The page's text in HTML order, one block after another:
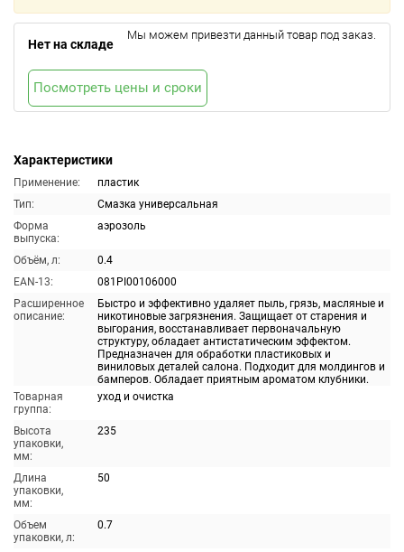
Характеристики
Применение:
пластик
Тип:
Смазка универсальная
Форма
выпуска:
аэрозоль
Объём, л:
0.4
EAN-13:
081PI00106000
Расширенное
описание:
Быстро и эффективно удаляет пыль, грязь, масляные и
никотиновые загрязнения. Защищает от старения и
выгорания, восстанавливает первоначальную
структуру, обладает антистатическим эффектом.
Предназначен для обработки пластиковых и
виниловых деталей салона. Подходит для молдингов и
бамперов. Обладает приятным ароматом клубники.
Товарная
группа:
уход и очистка
Высота
упаковки,
мм:
235
Длина
упаковки,
мм:
50
Объем
упаковки, л:
0.7
Нет на складе
Мы можем привезти данный товар под заказ.
Посмотреть цены и сроки